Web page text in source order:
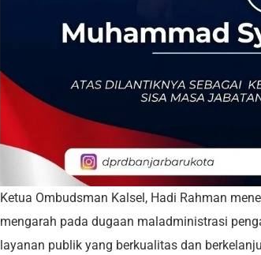
Ketua Ombudsman Kalsel, Hadi Rahman
mengarah pada dugaan maladministrasi
layanan publik yang berkualitas dan